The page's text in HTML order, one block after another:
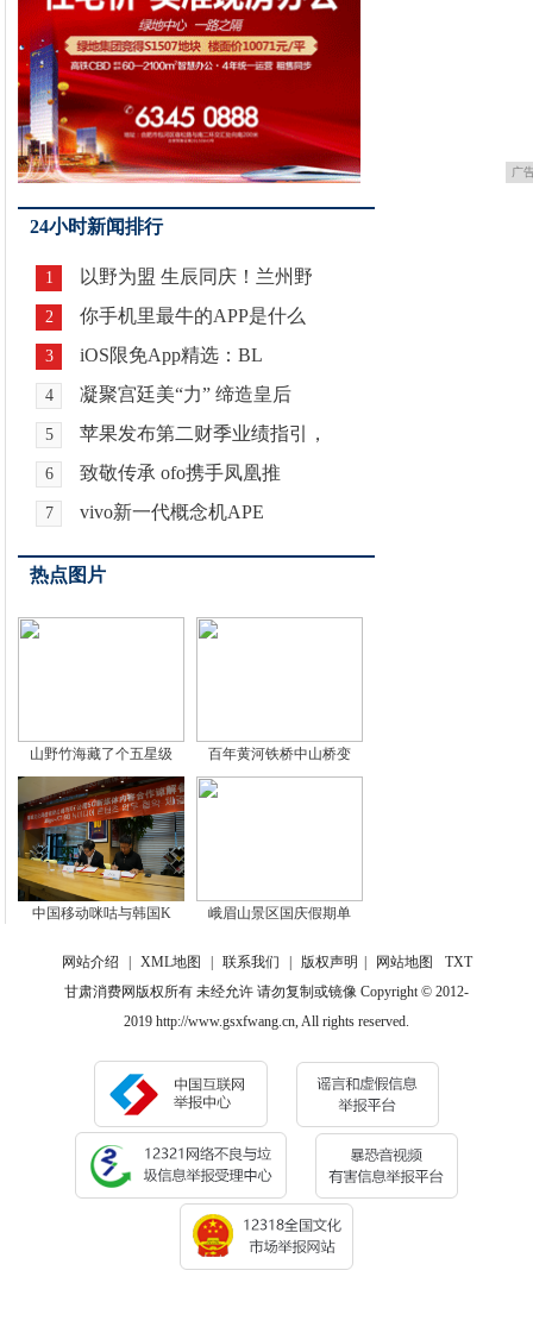
广
24小时新闻排行
1 以野为盟 生辰同庆！兰州野
2 你手机里最牛的APP是什么
3 iOS限免App精选：BL
4 凝聚宫廷美“力” 缔造皇后
5 苹果发布第二财季业绩指引，
6 致敬传承 ofo携手凤凰推
7 vivo新一代概念机APE
热点图片
山野竹海藏了个五星级 百年黄河铁桥中山桥变
中国移动咪咕与韩国K 峨眉山景区国庆假期单
网站介绍 XML地图 联系我们 版权声明 网站地图
TXT
甘肃消费网版权所有 未经允许 请勿复制或镜像 Copyright © 2012-
2019 http://www.gsxfwang.cn, All rights reserved.